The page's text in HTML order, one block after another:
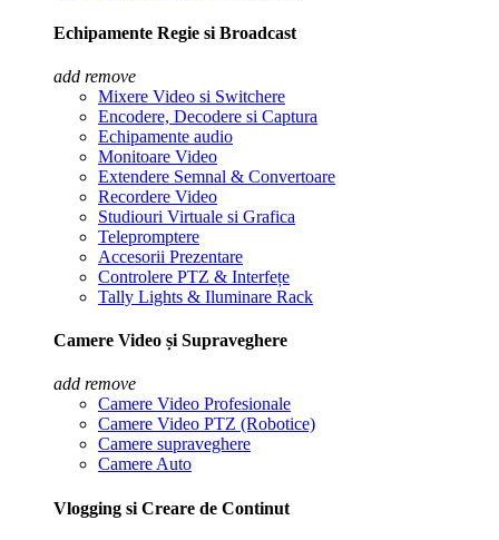
Echipamente Regie si Broadcast
add remove
Mixere Video si Switchere
Encodere, Decodere si Captura
Echipamente audio
Monitoare Video
Extendere Semnal & Convertoare
Recordere Video
Studiouri Virtuale si Grafica
Telepromptere
Accesorii Prezentare
Controlere PTZ & Interfețe
Tally Lights & Iluminare Rack
Camere Video și Supraveghere
add remove
Camere Video Profesionale
Camere Video PTZ (Robotice)
Camere supraveghere
Camere Auto
Vlogging si Creare de Continut